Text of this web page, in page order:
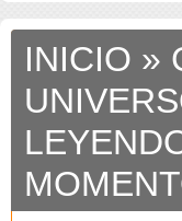
INICIO »